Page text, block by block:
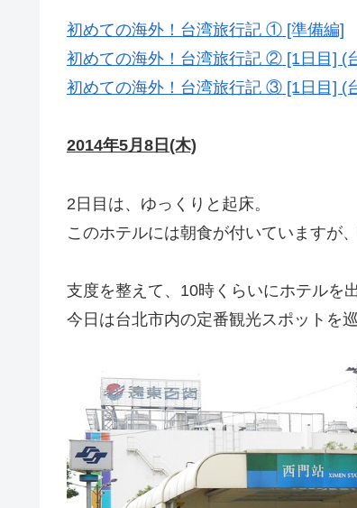
初めての海外！台湾旅行記 ① [準備編]
初めての海外！台湾旅行記 ② [1日目] (
初めての海外！台湾旅行記 ③ [1日目] (
2014年5月8日(木)
2日目は、ゆっくりと起床。
このホテルには朝食が付いていますが
支度を整えて、10時くらいにホテルを
今日は台北市内の定番観光スポットを